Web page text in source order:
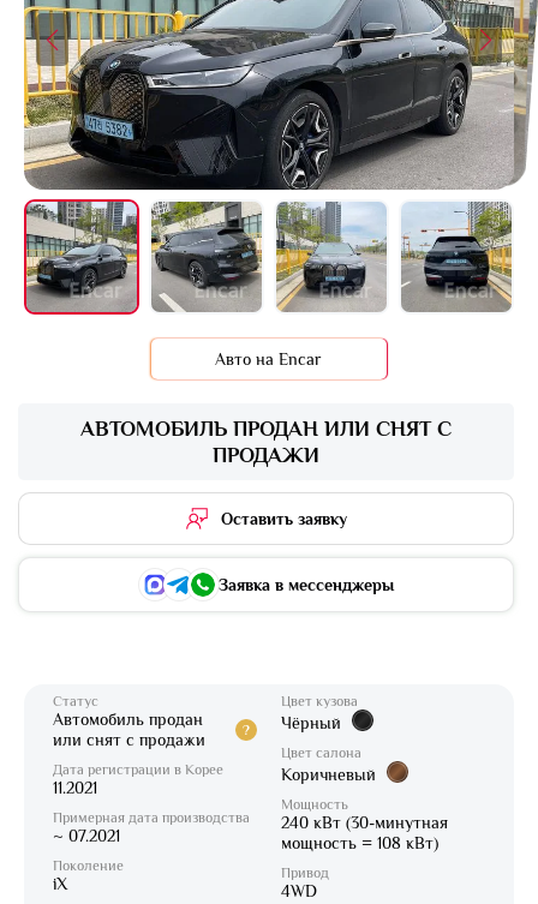
АВТОМОБИЛЬ ПРОДАН ИЛИ СНЯТ С
ПРОДАЖИ
Оставить заявку
Заявка в мессенджеры
Статус
Автомобиль продан
или снят с продажи
?
Дата регистрации в Корее
11.2021
Примерная дата производства
~ 07.2021
Поколение
iX
Цвет кузова
Чёрный
Цвет салона
Коричневый
Мощность
240 кВт (30-минутная
мощность = 108 кВт)
Привод
4WD
Авто на Encar